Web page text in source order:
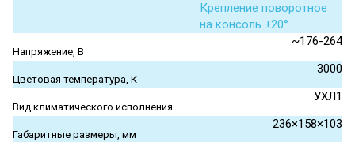
Крепление поворотное
на консоль ±20°
Напряжение, В
~176-264
Цветовая температура, К
3000
Вид климатического исполнения
УХЛ1
Габаритные размеры, мм
236×158×103